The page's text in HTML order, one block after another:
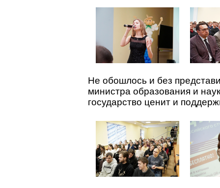
Не обошлось и без
министра образования и
государство ценит и